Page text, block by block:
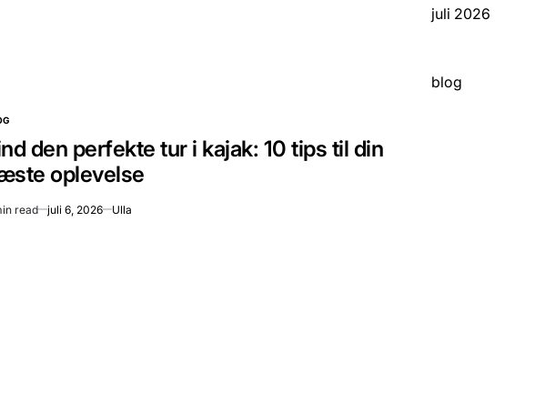
den perfekte tur i kajak: 10 tips til din
oplevelse
read juli 6, 2026 Ulla
juli 2026
blog